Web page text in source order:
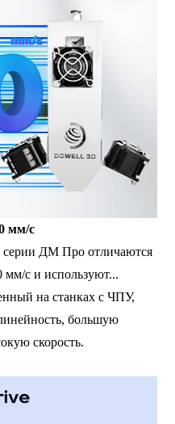
мм/с
ДМ Про отличаются
мм/с и используют...
на станках с ЧПУ,
большую
скорость.